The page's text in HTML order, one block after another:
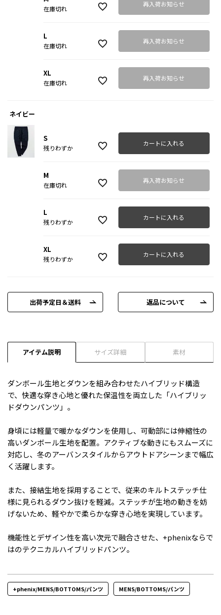
在庫切れ
再入荷お知らせ
L
在庫切れ
再入荷お知らせ
XL
在庫切れ
再入荷お知らせ
ネイビー
S
残りわずか
カートに入れる
M
在庫切れ
再入荷お知らせ
L
残りわずか
カートに入れる
XL
残りわずか
カートに入れる
出荷予定日＆送料 返品について
アイテム説明 サイズ詳細 素材
ダンボール生地とダウンを組み合わせたハイブリッド構造
で、快適な穿き心地と優れた保温性を両立した「ハイブリッ
ドダウンパンツ」。
身頃には軽量で暖かなダウンを使用し、可動部には伸縮性の
高いダンボール生地を配置。アクティブな動きにもスムーズに
対応し、冬のアーバンスタイルからアウトドアシーンまで幅広
く活躍します。
また、接結生地を採用することで、従来のキルトステッチ仕
様に見られるダウン抜けを軽減。ステッチが生地の動きを妨
げないため、軽やかで柔らかな穿き心地を実現しています。
機能性とデザイン性を高い次元で融合させた、+phenixならで
はのテクニカルハイブリッドパンツ。
+phenix/MENS/BOTTOMS/パンツ MENS/BOTTOMS/パンツ